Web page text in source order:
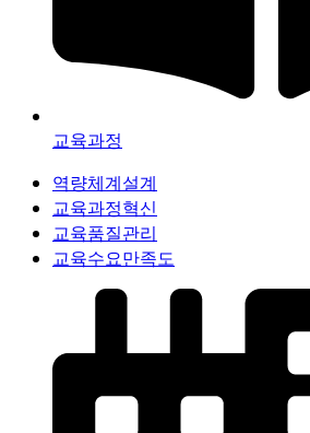
교육과정
역량체계설계
교육과정혁신
교육품질관리
교육수요만족도